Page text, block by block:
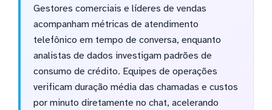
Gestores comerciais e líderes de vendas
acompanham métricas de atendimento
telefônico em tempo de conversa, enquanto
analistas de dados investigam padrões de
consumo de crédito. Equipes de operações
verificam duração média das chamadas e custos
por minuto diretamente no chat, acelerando